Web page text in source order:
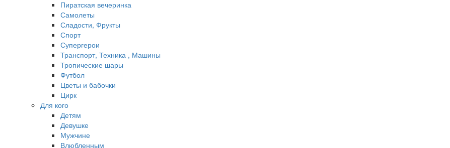
Пиратская вечеринка
Самолеты
Сладости, Фрукты
Спорт
Супергерои
Транспорт, Техника , Машины
Тропические шары
Футбол
Цветы и бабочки
Цирк
Для кого
Детям
Девушке
Мужчине
Влюбленным